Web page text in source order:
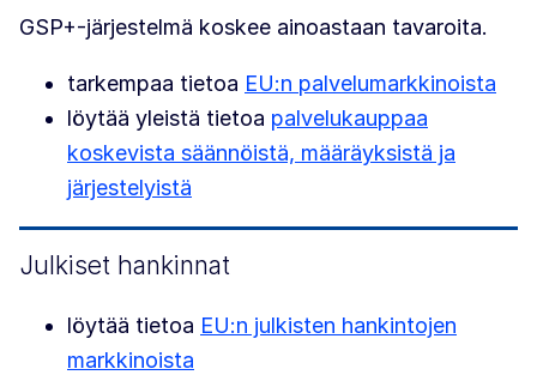
GSP+-järjestelmä koskee ainoastaan tavaroita.
tarkempaa tietoa EU:n palvelumarkkinoista
löytää yleistä tietoa palvelukauppaa
koskevista säännöistä, määräyksistä ja
järjestelyistä
Julkiset hankinnat
löytää tietoa EU:n julkisten hankintojen
markkinoista